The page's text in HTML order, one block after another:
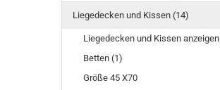
Liegedecken und Kissen (14)
Liegedecken und Kissen anzeigen
Betten (1)
Größe 45 X70